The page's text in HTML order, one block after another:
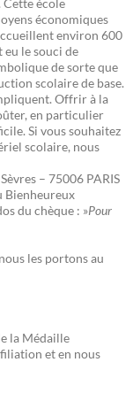
école
économiques
environ 600
eu le souci de
de sorte que
scolaire de base.
Offrir à la
en particulier
Si vous souhaitez
scolaire, nous
– 75006 PARIS
Bienheureux
du chèque : »Pour
les portons au
la Médaille
et en nous